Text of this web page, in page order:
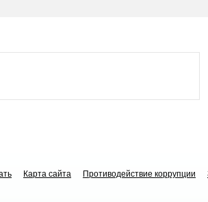
Карта сайта Противодействие коррупции